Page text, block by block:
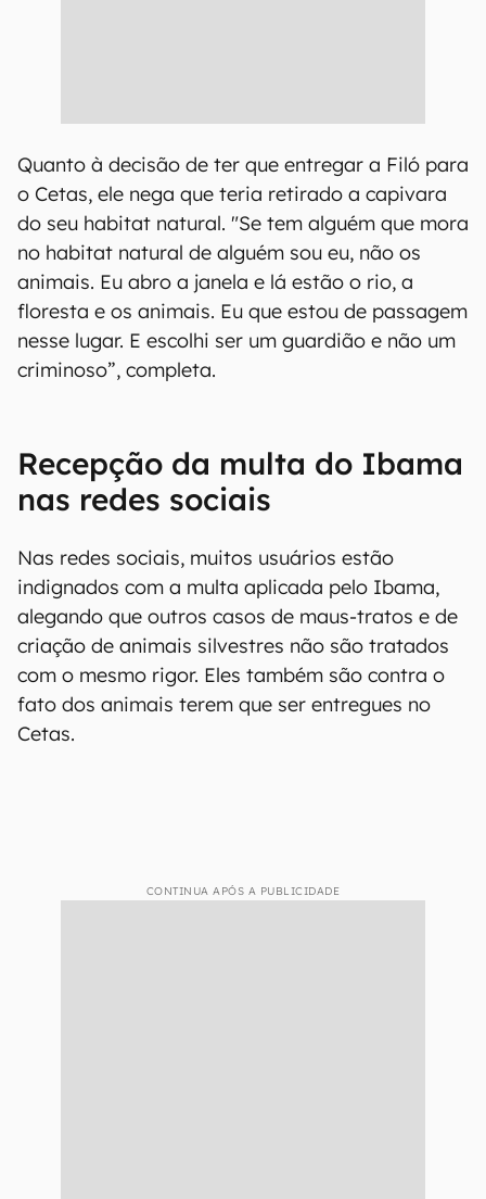
Quanto à decisão de ter que entregar a Filó para
o Cetas, ele nega que teria retirado a capivara
do seu habitat natural. "Se tem alguém que mora
no habitat natural de alguém sou eu, não os
animais. Eu abro a janela e lá estão o rio, a
floresta e os animais. Eu que estou de passagem
nesse lugar. E escolhi ser um guardião e não um
criminoso”, completa.
Recepção da multa do Ibama
nas redes sociais
Nas redes sociais, muitos usuários estão
indignados com a multa aplicada pelo Ibama,
alegando que outros casos de maus-tratos e de
criação de animais silvestres não são tratados
com o mesmo rigor. Eles também são contra o
fato dos animais terem que ser entregues no
Cetas.
CONTINUA APÓS A PUBLICIDADE